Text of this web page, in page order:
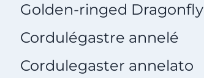
Golden-ringed Dragonfly
Cordulégastre annelé
Cordulegaster annelato